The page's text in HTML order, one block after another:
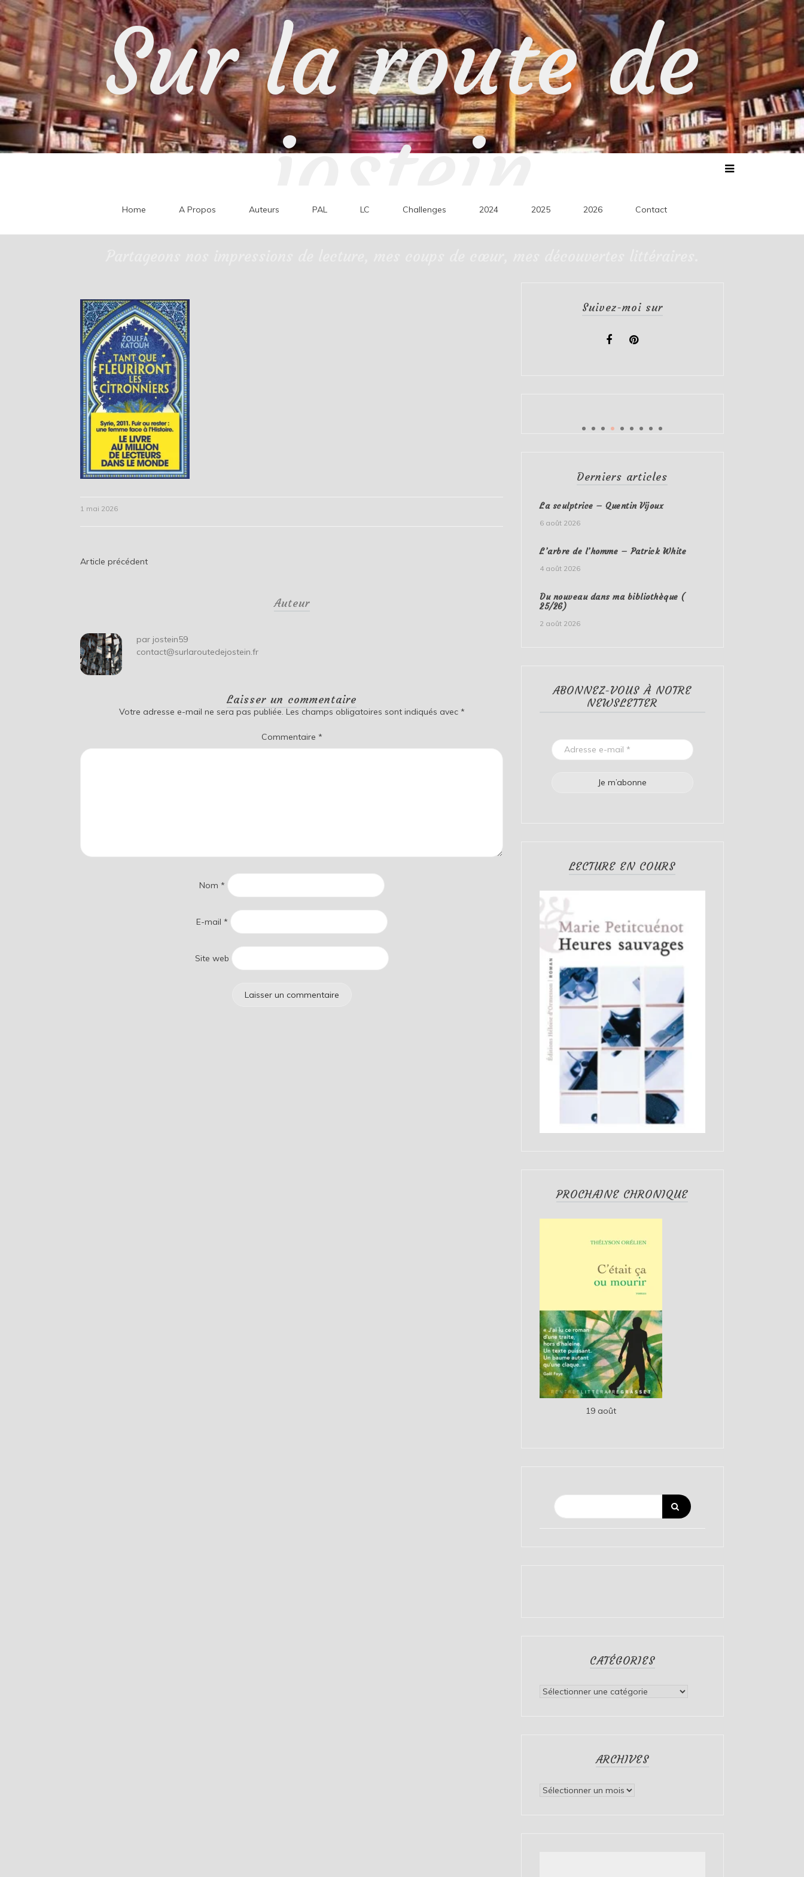
Skip
to
content
Sur la route de
jostein
Home A Propos Auteurs PAL LC Challenges 2024 2025 2026 Contact
1 mai 2026
Navigation
Article précédent
Auteur
par jostein59
contact@surlaroutedejostein.fr
Laisser un commentaire
Votre adresse e-mail ne sera pas publiée. Les champs obligatoires sont indiqués avec *
Commentaire *
Nom *
E-mail *
Site web
Suivez-moi sur
Derniers articles
La sculptrice – Quentin Vijoux
6 août 2026
L’arbre de l’homme – Patrick White
4 août 2026
Du nouveau dans ma bibliothèque (
25/26)
2 août 2026
ABONNEZ-VOUS À NOTRE
NEWSLETTER
LECTURE EN COURS
PROCHAINE CHRONIQUE
19 août
CATÉGORIES
Catégories
ARCHIVES
Archives